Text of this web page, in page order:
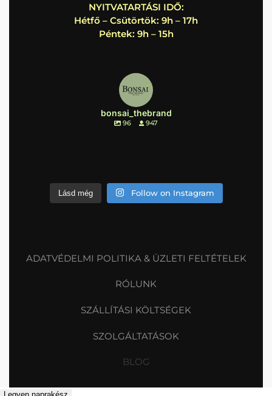
NYITVATARTÁSI IDŐ:
Hétfő – Csütörtök: 9h – 17h
Péntek: 9h – 15h
bonsai_thebrand
96 947
Lásd még Follow on Instagram
ADATVÉDELMI POLITIKA & ÜZLETI FELTÉTELEK
RÓLUNK
SZÁLLÍTÁSI KÖLTSÉGEK
SZOLGÁLTATÁSOK
BLOG